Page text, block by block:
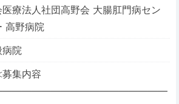
医療法人社団高野会 大腸肛門病セン
高野病院
院
集内容